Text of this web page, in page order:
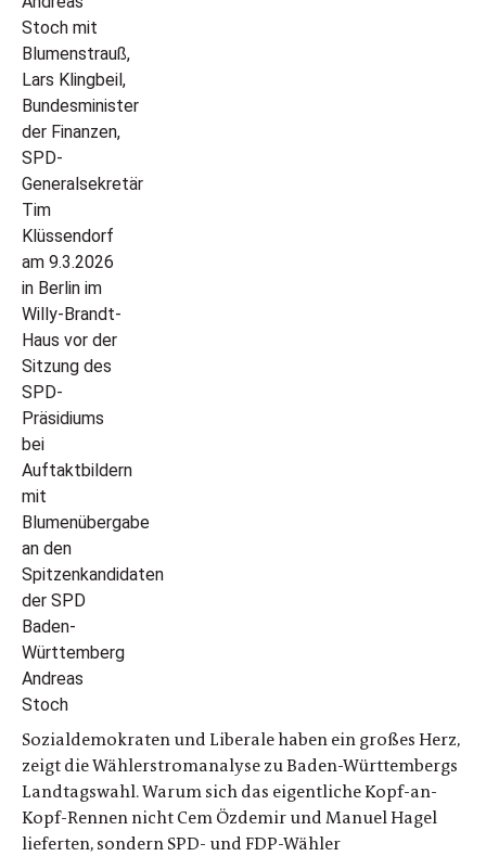
Sozialdemokraten und Liberale haben ein großes Herz,
zeigt die Wählerstromanalyse zu Baden-Württembergs
Landtagswahl. Warum sich das eigentliche Kopf-an-
Kopf-Rennen nicht Cem Özdemir und Manuel Hagel
lieferten, sondern SPD- und FDP-Wähler